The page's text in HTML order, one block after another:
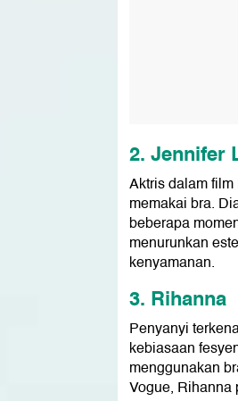
2. Jennifer
Aktris dalam
memakai bra.
beberapa
menurunkan
kenyamanan.
3. Rihanna
Penyanyi
kebiasaan
menggunakan
Vogue, Rihanna